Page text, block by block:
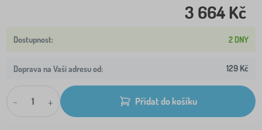
3 664 Kč
2 DNY
Doprava na Vaši adresu od: 129 Kč
- + Přidat do košíku